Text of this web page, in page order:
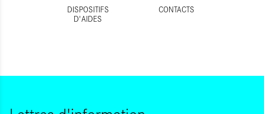
DISPOSITIFS
D'AIDES
CONTACTS